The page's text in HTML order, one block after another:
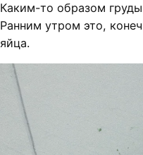
Каким-то образом
Ранним утром это,
яйца.